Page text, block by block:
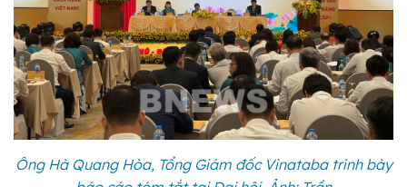
Ông Hà Quang Hòa, Tổng Giám đốc Vinataba trình bày